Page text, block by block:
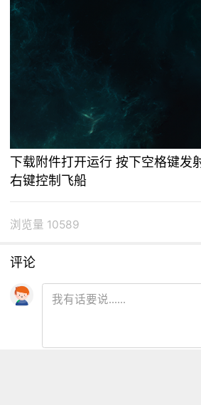
下载附件打开运行 按下空格键发
右键控制飞船
浏览量 10589
评论